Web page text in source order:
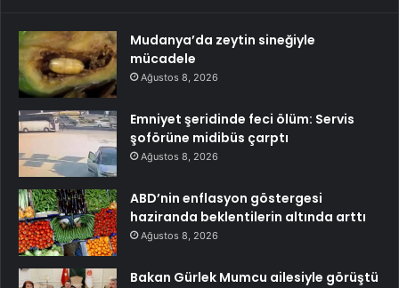
Mudanya’da zeytin sineğiyle
mücadele
Ağustos 8, 2026
Emniyet şeridinde feci ölüm: Servis
şoförüne midibüs çarptı
Ağustos 8, 2026
ABD’nin enflasyon göstergesi
haziranda beklentilerin altında arttı
Ağustos 8, 2026
Bakan Gürlek Mumcu ailesiyle görüştü